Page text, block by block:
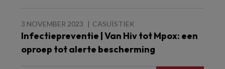
3 NOVEMBER 2023 CASUÏSTIEK
Infectiepreventie | Van Hiv tot Mpox: een
oproep tot alerte bescherming